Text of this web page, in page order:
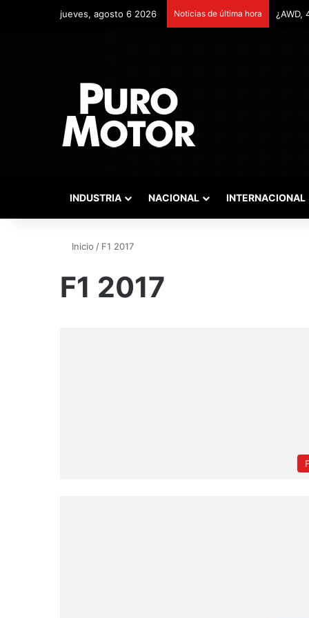
jueves, agosto 6 2026 Noticias de última hora
INDUSTRIA NACIONAL INTERNACIONAL
Inicio / F1 2017
F1 2017